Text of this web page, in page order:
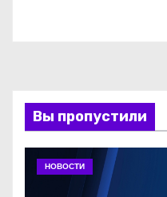
Вы пропустили
НОВОСТИ